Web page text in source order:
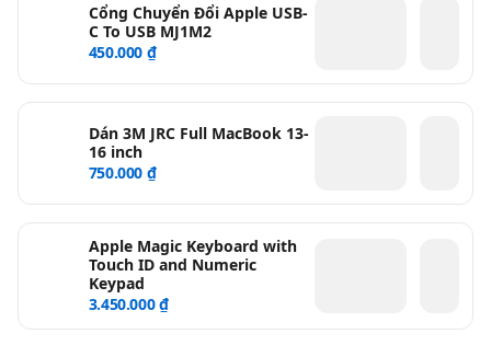
Cổng Chuyển Đổi Apple USB-
C To USB MJ1M2
450.000 ₫
Dán 3M JRC Full MacBook 13-
16 inch
750.000 ₫
Apple Magic Keyboard with
Touch ID and Numeric
Keypad
3.450.000 ₫